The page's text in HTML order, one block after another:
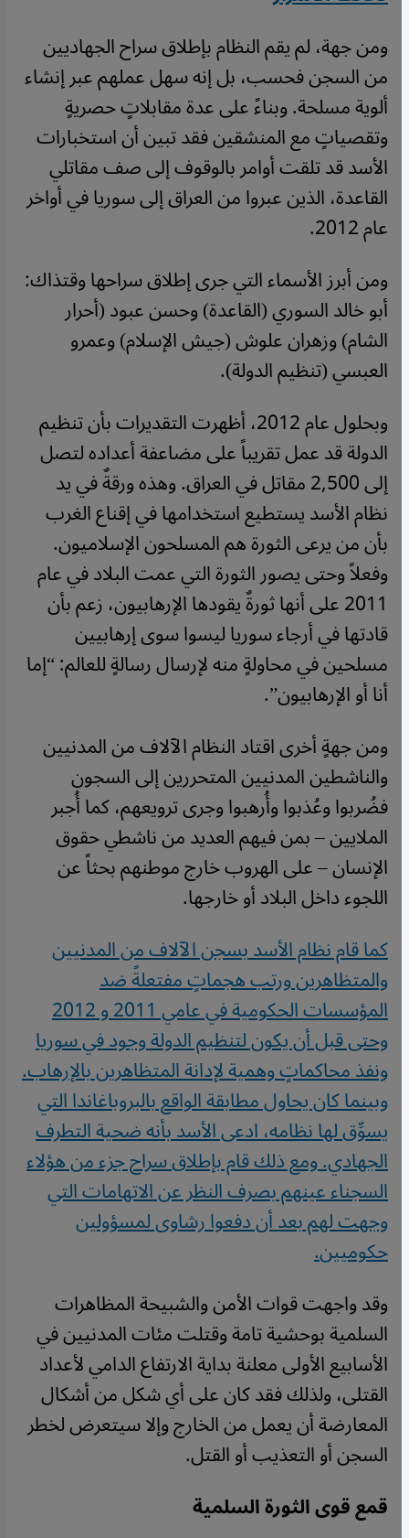
ومن جهة، لم يقم النظام بإطلاق سراح الجهاديين
من السجن فحسب، بل إنه سهل عملهم عبر إنشاء
ألوية مسلحة. وبناءً على عدة مقابلاتٍ حصريةٍ
وتقصياتٍ مع المنشقين فقد تبين أن استخبارات
الأسد قد تلقت أوامر بالوقوف إلى صف مقاتلي
القاعدة، الذين عبروا من العراق إلى سوريا في أواخر
عام 2012
.
ومن أبرز الأسماء التي جرى إطلاق سراحها وقتذاك:
أبو خالد السوري (القاعدة) وحسن عبود (أحرار
الشام) وزهران علوش (جيش الإسلام) وعمرو
العبسي (تنظيم الدولة).
وبحلول عام 2012، أظهرت التقديرات بأن تنظيم
الدولة قد عمل تقريباً على مضاعفة أعداده لتصل
إلى 2,500 مقاتل في العراق. وهذه ورقةٌ في يد
نظام الأسد يستطيع استخدامها في إقناع الغرب
بأن من يرعى الثورة هم المسلحون الإسلاميون.
وفعلاً وحتى يصور الثورة التي عمت البلاد في عام
2011 على أنها ثورةٌ يقودها الإرهابيون، زعم بأن
قادتها في أرجاء سوريا ليسوا سوى إرهابيين
مسلحين في محاولةٍ منه لإرسال رسالةٍ للعالم: “إما
أنا أو الإرهابيون”.
ومن جهةٍ أخرى اقتاد النظام الآلاف من المدنيين
والناشطين المدنيين المتحررين إلى السجون
فضُربوا وعُذبوا وأُرهبوا وجرى ترويعهم، كما أُجبر
الملايين – بمن فيهم العديد من ناشطي حقوق
الإنسان – على الهروب خارج موطنهم بحثاً عن
اللجوء داخل البلاد أو خارجها.
كما قام نظام الأسد بسجن الآلاف من المدنيين
والمتظاهرين ورتب هجماتٍ مفتعلةً ضد
المؤسسات الحكومية في عامي 2011 و 2012
وحتى قبل أن يكون لتنظيم الدولة وجود في سوريا
ونفذ محاكماتٍ وهمية لإدانة المتظاهرين بالإرهاب.
وبينما كان يحاول مطابقة الواقع بالبروباغاندا التي
يسوِّق لها نظامه، ادعى الأسد بأنه ضحية التطرف
الجهادي. ومع ذلك قام بإطلاق سراح جزء من هؤلاء
السجناء عينهم بصرف النظر عن الاتهامات التي
وجهت لهم بعد أن دفعوا رشاوى لمسؤولين
حكوميين.
وقد واجهت قوات الأمن والشبيحة المظاهرات
السلمية بوحشية تامة وقتلت مئات المدنيين في
الأسابيع الأولى معلنة بداية الارتفاع الدامي لأعداد
القتلى، ولذلك فقد كان على أي شكل من أشكال
المعارضة أن يعمل من الخارج وإلا سيتعرض لخطر
السجن أو التعذيب أو القتل.
قمع قوى الثورة السلمية